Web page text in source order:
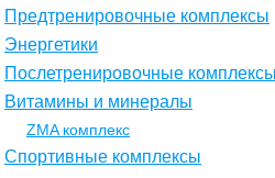
Предтренировочные комплексы
Энергетики
Послетренировочные
Витамины и минералы
ZMA комплекс
Спортивные комплексы